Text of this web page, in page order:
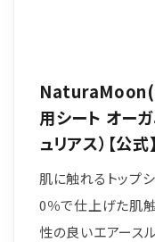
NaturaMoon(
用シート オー
ュリアス）【公式】
肌に触れるトップ
0％で仕上げた肌
性の良いエアース